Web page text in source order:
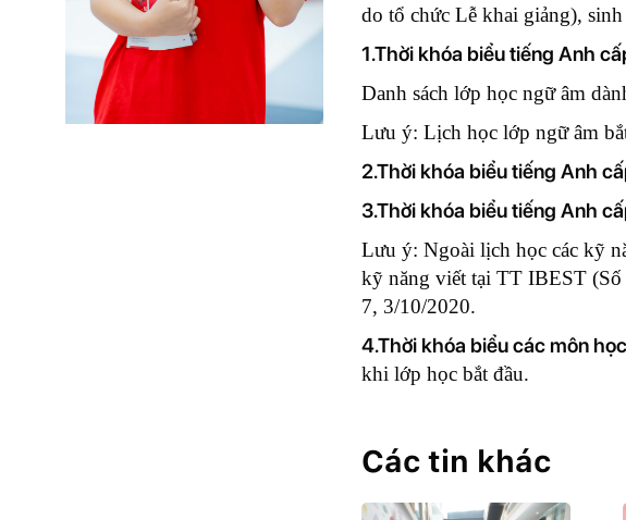
do tổ chức Lễ khai giảng),
1.Thời khóa biểu tiếng Anh
Danh sách lớp học ngữ âm
Lưu ý: Lịch học lớp ngữ âm
2.Thời khóa biểu tiếng Anh
3.Thời khóa biểu tiếng Anh
Lưu ý: Ngoài lịch học các kỹ
kỹ năng viết tại TT IBEST
7, 3/10/2020.
4.Thời khóa biểu các môn
khi lớp học bắt đầu.
Các tin khác